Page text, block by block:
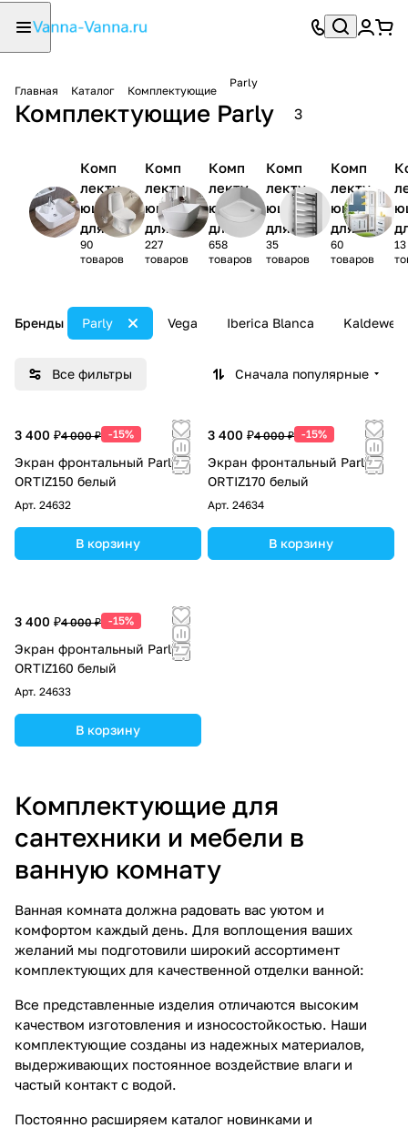
Главная Каталог Комплектующие
Parly
Комплектующие Parly 3
Комп
лекту
ющие
для
раков
ины
90
товаров
Комп
лекту
ющие
для
унита
зов
227
товаров
Комп
лекту
ющие
для
ванн
658
товаров
Комп
лекту
ющие
для
душев
ых
35
товаров
Комп
лекту
ющие
для
полот
енцес
60
товаров
и
13
Бренды Vega Iberica Blanca Kaldewei
Parly
Все фильтры Сначала популярные
3 400 ₽4 000 ₽ -15%
Экран фронтальный Parly
ORTIZ150 белый
Арт. 24632
В корзину
3 400 ₽4 000 ₽ -15%
Экран фронтальный Parly
ORTIZ170 белый
Арт. 24634
В корзину
3 400 ₽4 000 ₽ -15%
Экран фронтальный Parly
ORTIZ160 белый
Арт. 24633
В корзину
Комплектующие для
сантехники и мебели в
ванную комнату
Ванная комната должна радовать вас уютом и
комфортом каждый день. Для воплощения ваших
желаний мы подготовили широкий ассортимент
комплектующих для качественной отделки ванной:
Все представленные изделия отличаются высоким
качеством изготовления и износостойкостью. Наши
комплектующие созданы из надежных материалов,
выдерживающих постоянное воздействие влаги и
частый контакт с водой.
Постоянно расширяем каталог новинками и